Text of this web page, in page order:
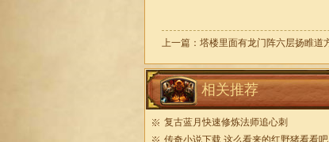
上一篇： 塔楼里面有龙门阵六层扬睢道
相关推荐
复古蓝月快速修炼法师追心刺
传奇小说下载,这么看来的红野猪看看吧